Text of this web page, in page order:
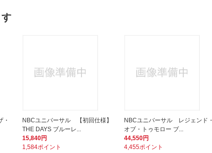
NBCユニバーサル 【初回仕様】
THE DAYS ブルーレ...
15,840円
1,584ポイント
NBCユニバーサル レジェンド・
オブ・トゥモロー ブ...
44,550円
4,455ポイント